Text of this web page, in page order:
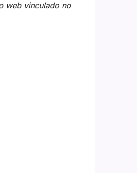
web vinculado no